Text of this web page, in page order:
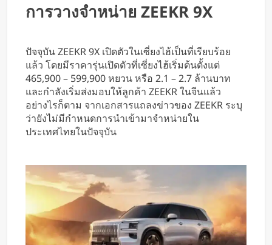
การวางจำหน่าย ZEEKR 9X
ปัจจุบัน ZEEKR 9X เปิดตัวในเซี่ยงไฮ้เป็นที่เรียบร้อย
แล้ว โดยมีราคารุ่นเปิดตัวที่เซี่ยงไฮ้เริ่มต้นตั้งแต่
465,900 – 599,900 หยวน หรือ 2.1 – 2.7 ล้านบาท
และกำลังเริ่มส่งมอบให้ลูกค้า ZEEKR ในจีนแล้ว
อย่างไรก็ตาม จากเอกสารแถลงข่าวของ ZEEKR ระบุ
ว่ายังไม่มีกำหนดการนำเข้ามาจำหน่ายใน
ประเทศไทยในปัจจุบัน